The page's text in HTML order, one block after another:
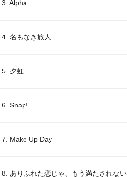
3. Alpha
4. 名もなき旅人
5. 夕虹
6. Snap!
7. Make Up Day
8. ありふれた恋じゃ、もう満たされない